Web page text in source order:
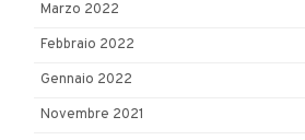
Marzo 2022
Febbraio 2022
Gennaio 2022
Novembre 2021